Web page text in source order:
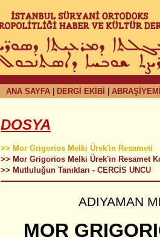
ANA SAYFA| DERGİ EKİBİ
DOSYA
>> Mor Grigorios Melki Ürek'in Resameti
>> Mor Grigorios Melki Ürek'in Resamet
>> Mutluluğun Tanıkları - CERCİS UNCU
ADIYAMAN
MOR